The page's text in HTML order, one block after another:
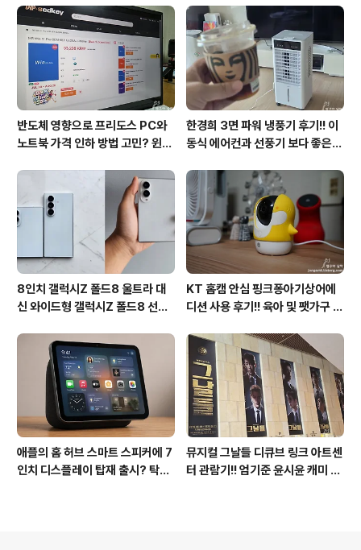
후기
반도체 영향으로 프리도스 PC와
노트북 가격 인하 방법 고민? 윈도
방법?(feat. vip-scdkeys)
한경희 3면 파워 냉풍기 후기!! 이
동식 에어컨과 선풍기 보다 좋은
8인치 갤럭시Z 폴드8 울트라 대
신 와이드형 갤럭시Z 폴드8 선
이 미제공!!
KT 홈캠 안심 핑크퐁아기상어에
디션 사용 후기!! 육아 및 팻가구 그
상어홈캠 어때!!
애플의 홈 허브 스마트 스피커에 7
인치 디스플레이 탑재 출시? 탁상
뮤지컬 그날들 디큐브 링크 아트센
터 관람기!! 엄기준 윤시윤 캐미 연